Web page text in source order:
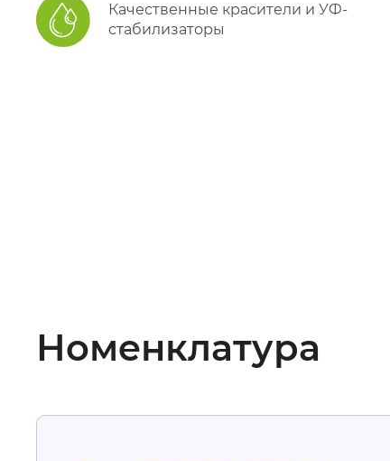
Качественные красители и УФ-
стабилизаторы
Номенклатура